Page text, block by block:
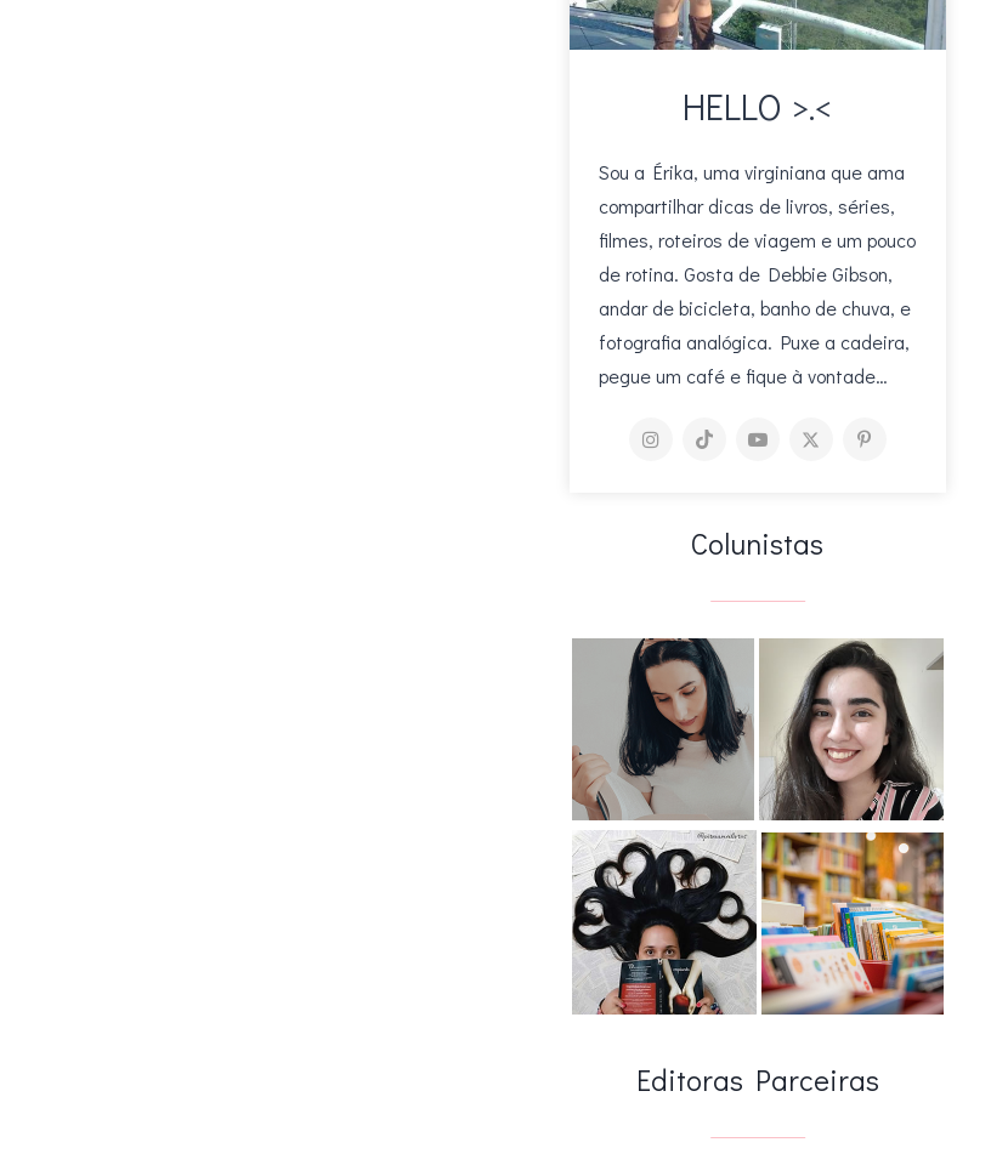
HELLO >.<
Sou a Érika, uma virginiana que ama
compartilhar dicas de livros, séries,
filmes, roteiros de viagem e um pouco
de rotina. Gosta de Debbie Gibson,
andar de bicicleta, banho de chuva, e
fotografia analógica. Puxe a cadeira,
pegue um café e fique à vontade…
Colunistas
Editoras Parceiras